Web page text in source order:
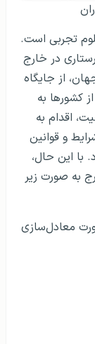
تجربی است.
در خارج
از جایگاه
کشورها به
اقدام به
و قوانین
با این حال،
به صورت زیر
معادل‌سازی